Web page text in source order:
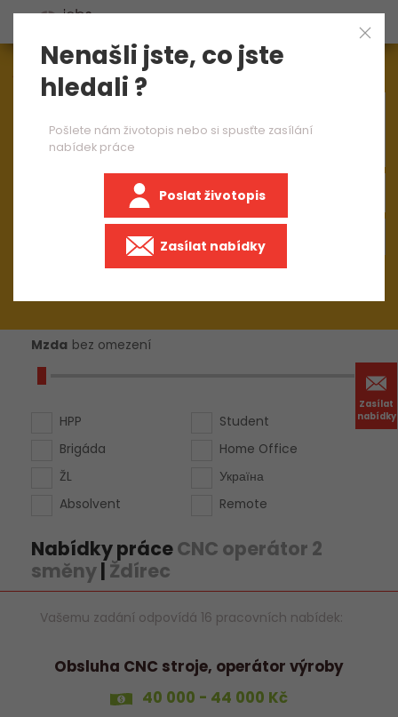
Zasílat
nabídky
Aktuálně1544nabídek práce
Mzda bez omezení
HPP
Brigáda
ŽL
Absolvent
Student
Home Office
Україна
Remote
Nabídky práceCNC operátor 2
směny| Ždírec
Vašemu zadání odpovídá 16 pracovních nabídek:
Obsluha CNC stroje, operátor výroby
40 000 - 44 000 Kč
Nenašli jste, co jste
hledali ?
Pošlete nám životopis nebo si spusťte zasílání
nabídek práce
Poslat životopis
Zasílat nabídky